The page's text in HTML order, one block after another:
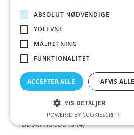
Bækkenbundskugler Øvede
Bækkenbundskugler Sæt
Bækkenbundstræner
Bækkenbundstrænere
Bæredygtigt Sexlegetø
(1)
(1503)
BDSM Halsbånd (4)
ABSOLUT NØDVENDIGE
YDEEVNE
MÅLRETNING
FUNKTIONALITET
ACCEPTER ALLE AFVIS ALLE
VIS DETALJER
POWERED BY COOKIESCRIPT